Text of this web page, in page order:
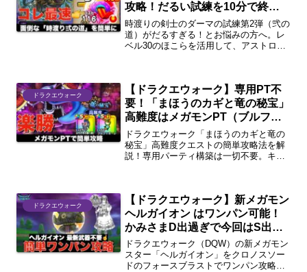
攻略！だるい試練を10分で終わ
らせる方法
時渡りの剣士のダーマの試練第2弾（弐の
道）がだるすぎる！とお悩みの方へ。レ
ベル30のほこらを活用して、アストロン
ドラクエウォーク
【ドラクエウォーク】専用PT不
要！「まほうのカギと竜の秘宝」
高難度はメガモンPT（ブルフィ
オーレ）で簡単攻略！
ドラクエウォーク「まほうのカギと竜の
秘宝」高難度クエストの簡単攻略法を解
説！専用パーティ構築は一切不要。キン
らせる立ち回りとコツを紹介します。
ドラクエウォーク
【ドラクエウォーク】新メガモン
ヘルガイオン はワンパン可能！
かみさまD出過ぎで今回はS出
ろ！
ドラクエウォーク（DQW）の新メガモン
スター「ヘルガイオン」をクロノスソー
ドのフォースブラストでワンパン攻略す